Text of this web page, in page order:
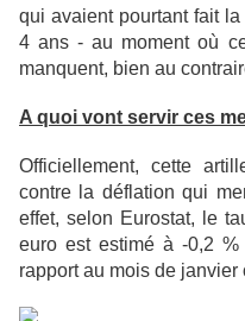
qui avaient pourtant fait
4 ans - au moment où
manquent, bien au
A quoi vont servir ces
Officiellement, cette
contre la déflation qui
effet, selon Eurostat, le
euro est estimé à -0,2
rapport au mois de janvier